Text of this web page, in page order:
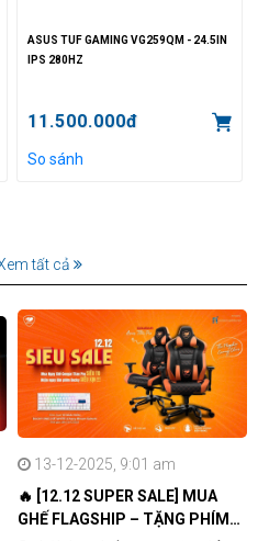
ASUS TUF GAMING VG259QM - 24.5IN
IPS 280HZ
11.500.000đ
So sánh
tất cả
13-12-2025, 9:01 am
🔥 [12.12 SUPER SALE] MUA
GHẾ FLAGSHIP – TẶNG PHÍM